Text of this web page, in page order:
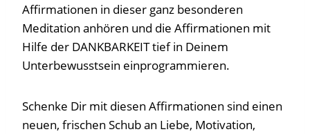
Affirmationen in dieser ganz besonderen
Meditation anhören und die Affirmationen mit
Hilfe der DANKBARKEIT tief in Deinem
Unterbewusstsein einprogrammieren.
Schenke Dir mit diesen Affirmationen sind einen
neuen, frischen Schub an Liebe, Motivation,